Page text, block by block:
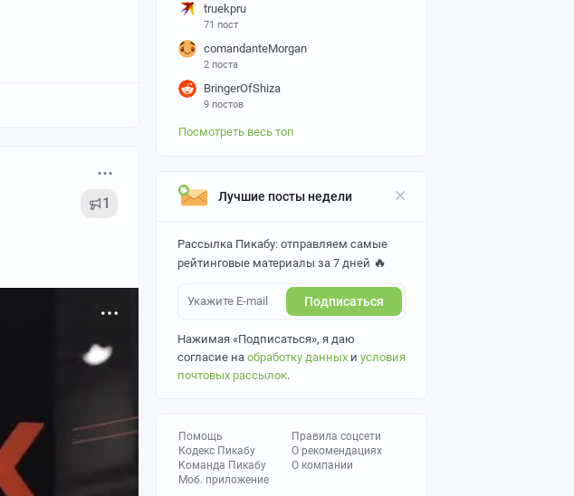
truekpru
71 пост
comandanteMorgan
2 поста
BringerOfShiza
9 постов
Посмотреть весь топ
Лучшие посты недели
Рассылка Пикабу: отправляем самые
рейтинговые материалы за 7 дней 🔥
Подписаться
Нажимая «Подписаться», я даю
согласие на обработку данных и условия
почтовых рассылок.
Помощь
Кодекс Пикабу
Команда Пикабу
Моб. приложение
Правила соцсети
О рекомендациях
О компании
1